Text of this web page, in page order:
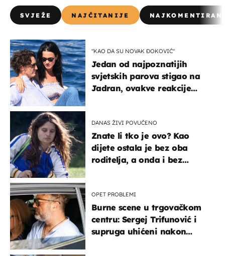
SVJEŽE NAJČITANIJE
"KAO DA SU NOVAK ĐOKOVIĆ"
Jedan od najpoznatijih
svjetskih parova stigao na
Jadran, ovakve reakcije
DANAS ŽIVI POVUČENO
Znate li tko je ovo? Kao
dijete ostala je bez oba
roditelja, a onda i bez
OPET PROBLEMI
Burne scene u trgovačkom
centru: Sergej Trifunović i
supruga uhićeni nakon